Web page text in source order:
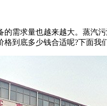
需求量也越来越大。蒸汽
到底多少钱合适呢?下面我